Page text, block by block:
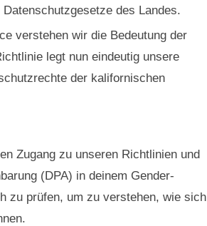
des Landes.
verstehen wir die Bedeutung der
legt nun eindeutig unsere
der kalifornischen
Zugang zu unseren Richtlinien und
(DPA) in deinem Gender-
zu prüfen, um zu verstehen, wie sich